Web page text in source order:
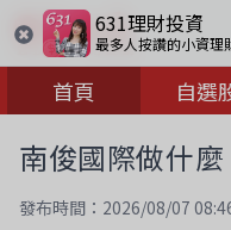
631理財投資
最多人按讚的小資理
首頁 自選
南俊國際做什麼
發布時間：2026/08/07